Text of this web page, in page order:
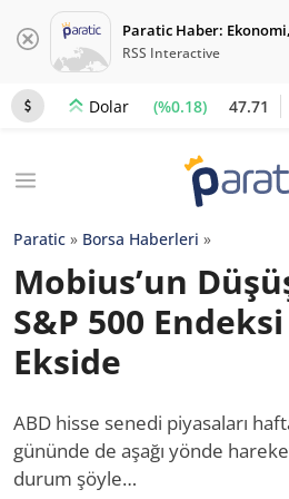
Paratic Haber:
RSS Interactive
Dolar (%0.18) 47.71
Paratic » Borsa Haberleri »
Mobius’un
S&P 500
Ekside
ABD hisse senedi piyasaları
gününde de aşağı yönde
durum şöyle…